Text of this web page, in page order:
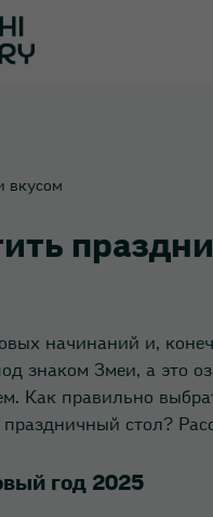
вкусом
начинаний и,
знаком Змеи, а это
Как правильно
стол?
год 2025